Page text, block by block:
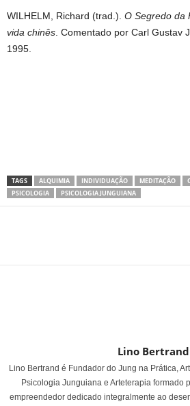
WILHELM, Richard (trad.). O Segredo da
vida chinês . Comentado por Carl Gustav
1995.
TAGS ALQUIMIA INDIVIDUAÇÃO MEDITAÇÃO
PSICOLOGIA
PSICOLOGIA JUNGUIANA
Lino Bertrand
Lino Bertrand é Fundador do Jung na Prática,
Psicologia Junguiana e Arteterapia formado
empreendedor dedicado integralmente ao